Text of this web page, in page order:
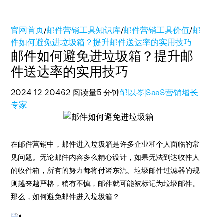
官网首页/邮件营销工具知识库/邮件营销工具价值/邮
件如何避免进垃圾箱？提升邮件送达率的实用技巧
邮件如何避免进垃圾箱？提升邮
件送达率的实用技巧
2024-12-20462 阅读量5 分钟邹以岑|SaaS营销增长
专家
在邮件营销中，邮件进入垃圾箱是许多企业和个人面临的常
见问题。无论邮件内容多么精心设计，如果无法到达收件人
的收件箱，所有的努力都将付诸东流。垃圾邮件过滤器的规
则越来越严格，稍有不慎，邮件就可能被标记为垃圾邮件。
那么，如何避免邮件进入垃圾箱？